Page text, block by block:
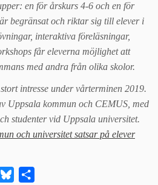
en för årskurs 4-6 och en för
begränsat och riktar sig till elever i
interaktiva föreläsningar,
får eleverna möjlighet att
med andra från olika skolor.
intresse under vårterminen 2019.
Uppsala kommun och CEMUS, med
studenter vid Uppsala universitet.
och universitet satsar på elever